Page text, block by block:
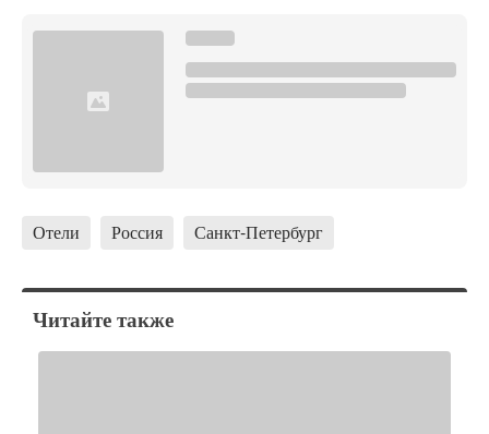
Отели Россия Санкт-Петербург
Читайте также